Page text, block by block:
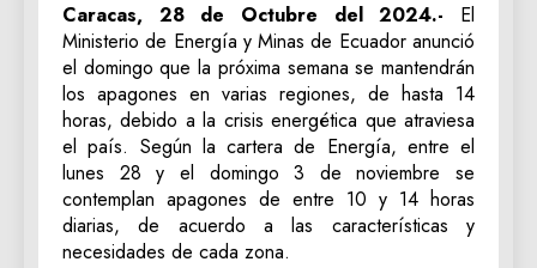
Caracas, 28 de Octubre del 2024.- El
Ministerio de Energía y Minas de Ecuador anunció
el domingo que la próxima semana se mantendrán
los apagones en varias regiones, de hasta 14
horas, debido a la crisis energética que atraviesa
el país. Según la cartera de Energía, entre el
lunes 28 y el domingo 3 de noviembre se
contemplan apagones de entre 10 y 14 horas
diarias, de acuerdo a las características y
necesidades de cada zona.